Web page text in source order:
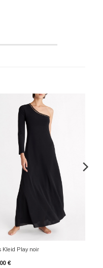
Kleid Play noir
€